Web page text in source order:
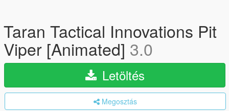
Taran Tactical Innovations Pit
Viper [Animated] 3.0
Letöltés
Megosztás